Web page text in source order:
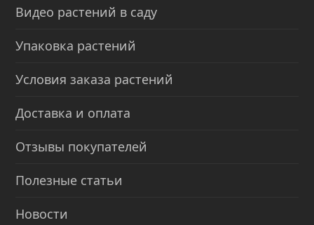
Видео растений в саду
Упаковка растений
Условия заказа растений
Доставка и оплата
Отзывы покупателей
Полезные статьи
Новости